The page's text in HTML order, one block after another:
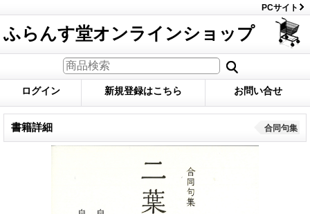
PCサイト
ふらんす堂オンラインショップ
ログイン 新規登録はこちら お問い合せ
書籍詳細 合同句集